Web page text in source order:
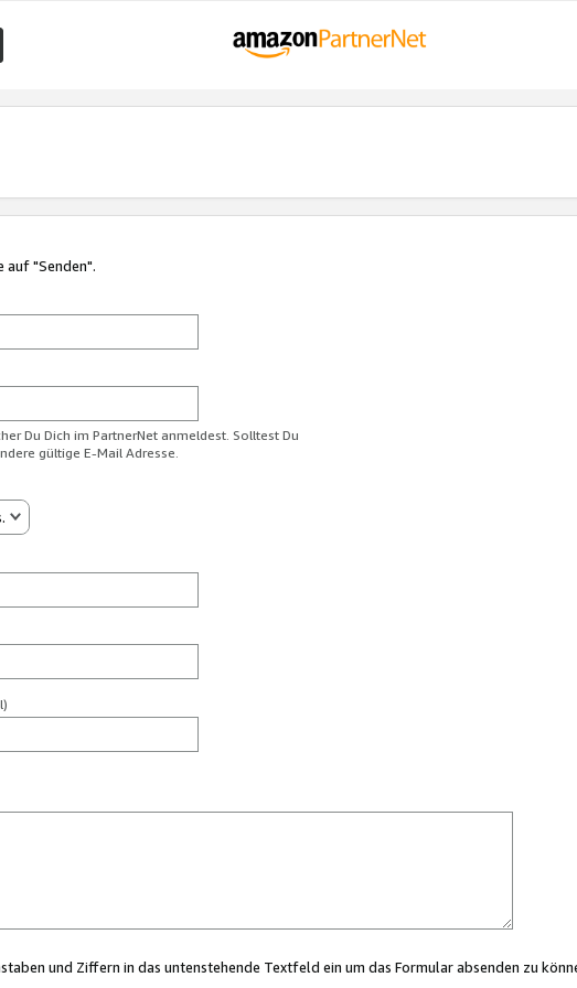
auf "Senden".
Du Dich im PartnerNet anmeldest. Solltest Du
gültige E-Mail Adresse.
und Ziffern in das untenstehende Textfeld ein um das Formular absenden zu